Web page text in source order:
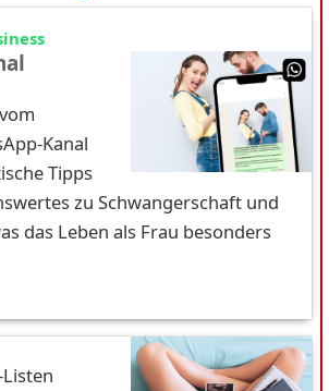
Kanal
Tipps
zu Schwangerschaft und
das Leben als Frau besonders